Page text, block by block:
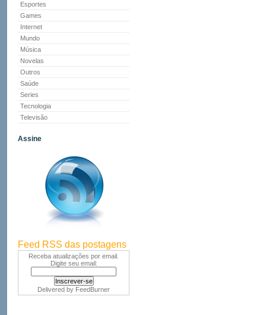
Esportes
Games
Internet
Mundo
Música
Novelas
Outros
Saúde
Series
Tecnologia
Televisão
Assine
Feed RSS das postagens
Receba atualizações por email.
Digite seu email:
Delivered by FeedBurner